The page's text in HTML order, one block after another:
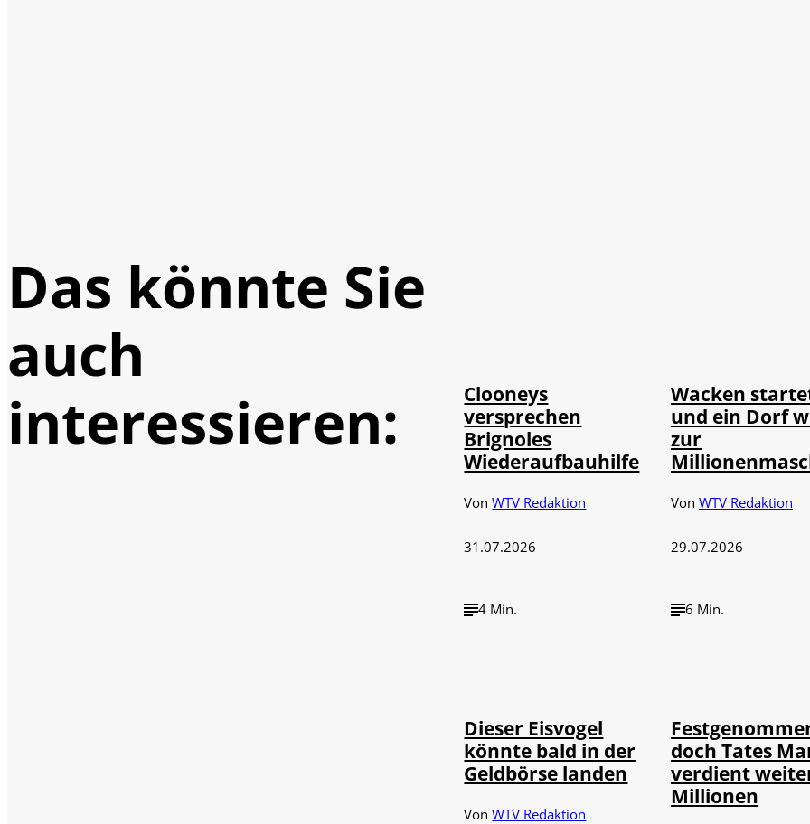
Das könnte Sie
auch
interessieren:
Clooneys
versprechen
Brignoles
Wiederaufbauhilfe
VonWTV Redaktion
31.07.2026
4 Min.
Wacken
und ein Dorf
zur
VonWTV Redaktion
29.07.2026
6 Min.
Dieser Eisvogel
könnte bald in der
Geldbörse landen
VonWTV Redaktion
doch Tates
verdient
Millionen